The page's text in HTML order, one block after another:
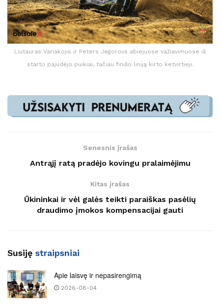
Liutauras Variakojis ir Peters Jegorovs abiejuose važiavimuose iš
starto pajudėjo puikiai, tačiau finišo liniją kirto ketvirtieji.
Senesnis įrašas
Antrąjį ratą pradėjo kovingu pralaimėjimu
Kitas įrašas
Ūkininkai ir vėl galės teikti paraiškas pasėlių
draudimo įmokos kompensacijai gauti
Susiję straipsniai
Apie laisvę ir nepasirengimą
2026-08-04